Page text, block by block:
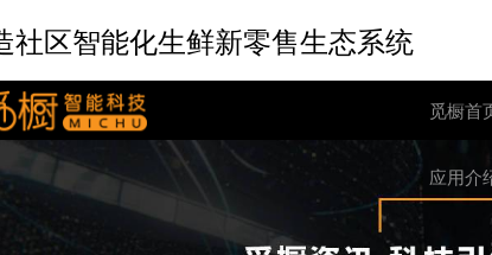
社区智能化生鲜新零售生态系统
觅橱首
应用介